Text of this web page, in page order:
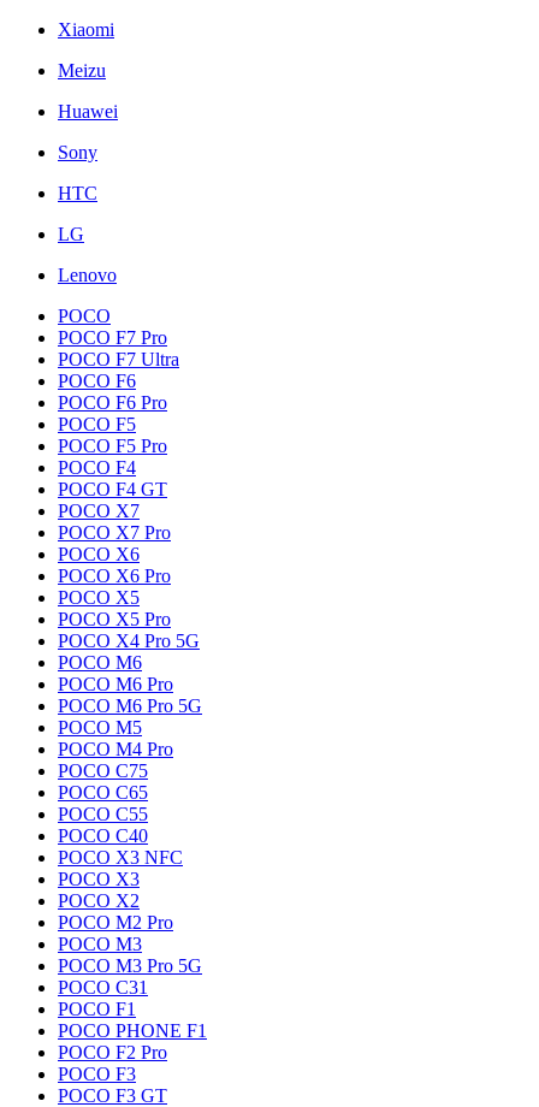
Xiaomi
Meizu
Huawei
Sony
HTC
LG
Lenovo
POCO
POCO F7 Pro
POCO F7 Ultra
POCO F6
POCO F6 Pro
POCO F5
POCO F5 Pro
POCO F4
POCO F4 GT
POCO X7
POCO X7 Pro
POCO X6
POCO X6 Pro
POCO X5
POCO X5 Pro
POCO X4 Pro 5G
POCO M6
POCO M6 Pro
POCO M6 Pro 5G
POCO M5
POCO M4 Pro
POCO C75
POCO C65
POCO C55
POCO C40
POCO X3 NFC
POCO X3
POCO X2
POCO M2 Pro
POCO M3
POCO M3 Pro 5G
POCO C31
POCO F1
POCO PHONE F1
POCO F2 Pro
POCO F3
POCO F3 GT